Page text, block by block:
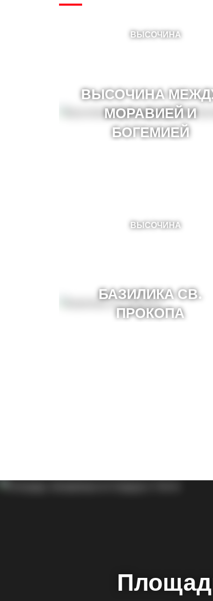
ВЫСОЧИНА
ВЫСОЧИНА
МОРАВИЕЙ И
БОГЕМИЕЙ
ВЫСОЧИНА
БАЗИЛИКА СВ.
ПРОКОПА